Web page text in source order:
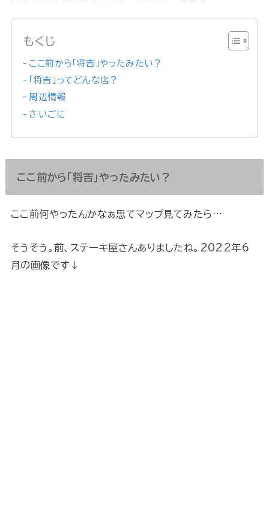
もくじ
ここ前から「将吉」やったみたい？
「将吉」ってどんな店？
周辺情報
さいごに
ここ前から「将吉」やったみたい？
ここ前何やったんかなぁ思てマップ見てみたら…
そうそう。前、ステーキ屋さんありましたね。2022年6
月の画像です↓